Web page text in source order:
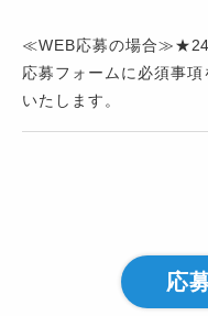
≪WEB応募の場合≫★24
応募フォームに必須事
いたします。
応